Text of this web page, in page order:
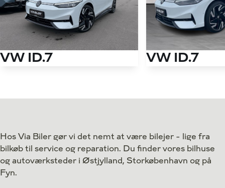
VW ID.7
Lokation
Valby
Kontant
444.800
VW ID.7
Lokation
Kontant
Hos Via Biler gør vi det nemt at være bilejer - lige fra
bilkøb til service og reparation. Du finder vores bilhuse
og autoværksteder i Østjylland, Storkøbenhavn og på
Fyn.